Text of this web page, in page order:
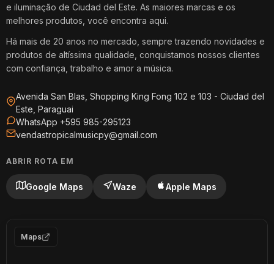
e iluminação de Ciudad del Este. As maiores marcas e os
melhores produtos, você encontra aqui.
Há mais de 20 anos no mercado, sempre trazendo novidades e
produtos de altíssima qualidade, conquistamos nossos clientes
com confiança, trabalho e amor a música.
Avenida San Blas, Shopping King Fong 102 e 103 - Ciudad del
Este, Paraguai
WhatsApp +595 985-295123
vendastropicalmusicpy@gmail.com
ABRIR ROTA EM
Google Maps Waze Apple Maps
Maps